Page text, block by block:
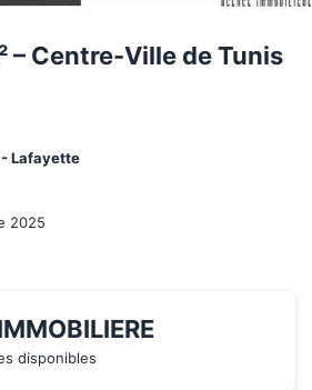
– Centre-Ville de Tunis
Lafayette
2025
disponibles